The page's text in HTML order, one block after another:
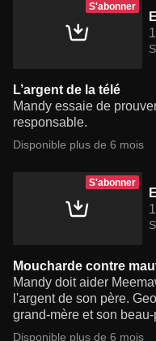
S'abonner
L’argent de la télé
Mandy essaie de
responsable.
Disponible plus de 6 mois
S'abonner
Moucharde contre
Mandy doit aider
l'argent de son père.
grand-mère et son beau-
Disponible plus de 6 mois